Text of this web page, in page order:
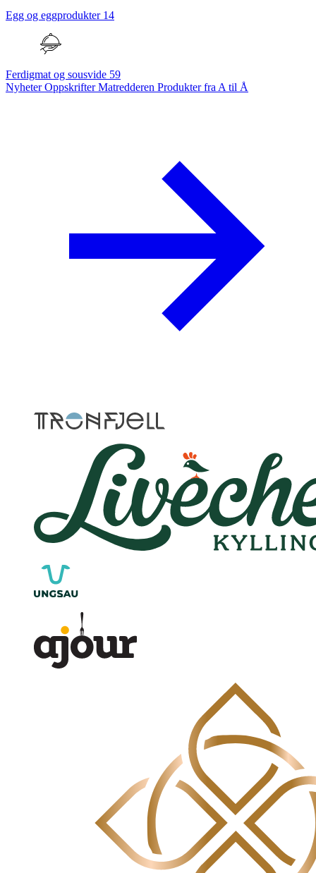
Egg og eggprodukter 14
Ferdigmat og sousvide 59
NyheterOppskrifterMatredderen Produkter fra A til Å